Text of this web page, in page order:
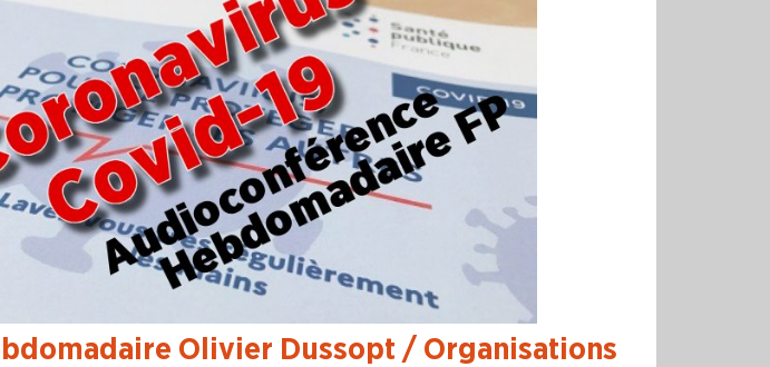
Olivier Dussopt / Organisations